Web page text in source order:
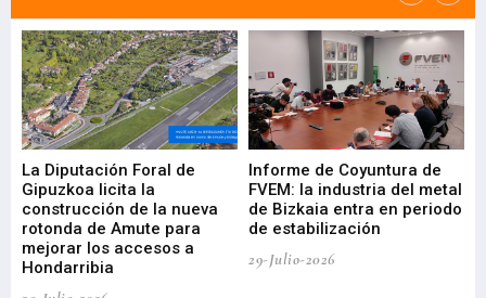
La Diputación Foral de
Gipuzkoa licita la
construcción de la nueva
rotonda de Amute para
mejorar los accesos a
Hondarribia
Informe de Coyuntura de
FVEM: la industria del metal
de Bizkaia entra en periodo
de estabilización
29-Julio-2026